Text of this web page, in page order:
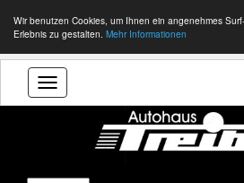
Wir benutzen Cookies, um Ihnen ein angenehmes Surf-
Erlebnis zu gestalten. Mehr Informationen